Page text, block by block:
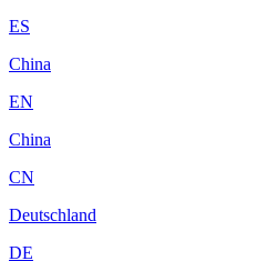
ES
China
EN
China
CN
Deutschland
DE